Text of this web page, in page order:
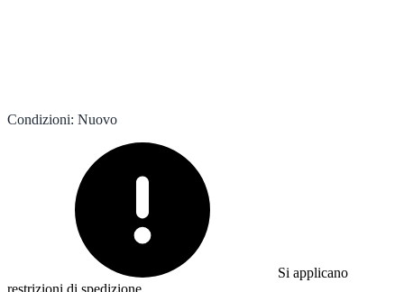
Condizioni: Nuovo
Si applicano
restrizioni di spedizione